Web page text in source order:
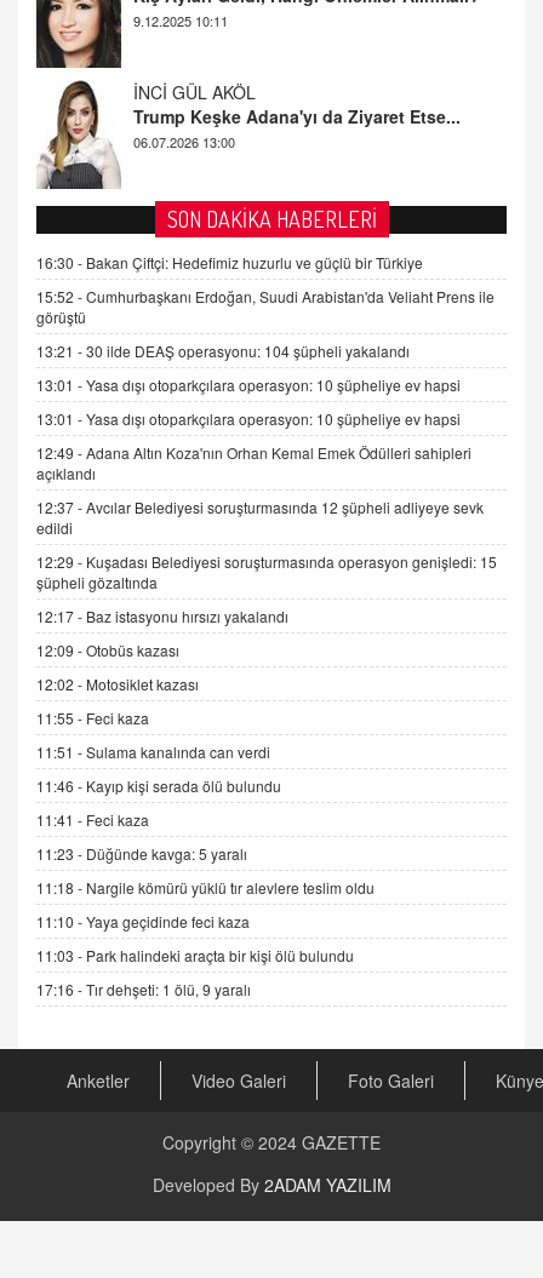
9.12.2025 10:11
İNCİ GÜL AKÖL
Trump Keşke Adana'yı da Ziyaret Etse...
06.07.2026 13:00
ADEM AKÖL
Esed Destekçilerinin Yüzüne Vurulan Şamar:
Sednaya
11.12.2024 12:30
Gerçek Ne, Algı Ne? "Beraber Yürüyoruz"
Cümlesinin Peşinden
19.07.2025 12:45
GÖNÜL MENEKŞE
04.11.2025 12:56
AV. RÜMEYSA ÖZKALE
Kira Uyuşmazlıklarında Dava Açmadan Önce
Arabulucuya Başvuru Şartı
23.09.2023 16:30
CAN UĞURATEŞ
Değişen yapısıyla Suriye
16.12.2024 14:16
GÜNLÜK BURÇ YORUMU
Günlük Burç Yorumu | 22 Kasım 2024: Koç,
Boğa, İkizler ve Daha Fazlası!
20.11.2024 17:44
PEARL SİRİUS
Mars 4 Kasım’da Aslan Burcuna Geçiyor
01.11.2025 14:25
BAYAN AURORA
Kaygıları Düşüren, Sinirleri Düzelten Bitkiler
5.1.2025 12:23
DOKTOR CİVANIM
Mastürbasyon ve Tatmin: Bir Keşif Yolculuğu
13.11.2024 22:51
SON DAKİKA HABERLERİ
16:30 - Bakan Çiftçi: Hedefimiz huzurlu ve güçlü bir Türkiye
15:52 -Cumhurbaşkanı Erdoğan, Suudi Arabistan'da Veliaht Prens ile
görüştü
13:21 -30 ilde DEAŞ operasyonu: 104 şüpheli yakalandı
13:01 -Yasa dışı otoparkçılara operasyon: 10 şüpheliye ev hapsi
13:01 -Yasa dışı otoparkçılara operasyon: 10 şüpheliye ev hapsi
12:49 -Adana Altın Koza'nın Orhan Kemal Emek Ödülleri sahipleri
açıklandı
12:37 -Avcılar Belediyesi soruşturmasında 12 şüpheli adliyeye sevk
edildi
12:29 - Kuşadası Belediyesi soruşturmasında operasyon genişledi: 15
şüpheli gözaltında
12:17 - Baz istasyonu hırsızı yakalandı
12:09 -Otobüs kazası
12:02 - Motosiklet kazası
11:55 - Feci kaza
11:51 -Sulama kanalında can verdi
11:46 - Kayıp kişi serada ölü bulundu
11:41 - Feci kaza
11:23 - Düğünde kavga: 5 yaralı
11:18 - Nargile kömürü yüklü tır alevlere teslim oldu
11:10 -Yaya geçidinde feci kaza
11:03 - Park halindeki araçta bir kişi ölü bulundu
17:16 -Tır dehşeti: 1 ölü, 9 yaralı
Anketler Video Galeri Foto Galeri Künye
Copyright © 2024 GAZETTE
Developed By 2ADAM YAZILIM